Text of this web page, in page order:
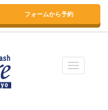
フォームから予約